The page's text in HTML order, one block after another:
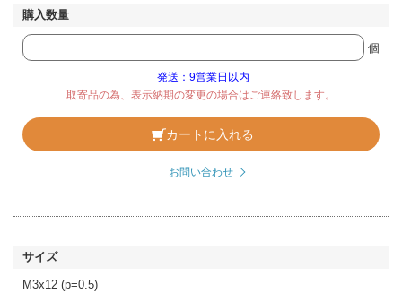
個
発送：9営業日以内
取寄品の為、表示納期の変更の場合はご連絡致します。
カートに入れる
お問い合わせ
M3x12 (p=0.5)